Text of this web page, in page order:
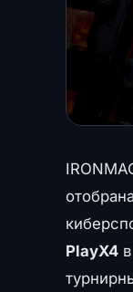
PlayX4